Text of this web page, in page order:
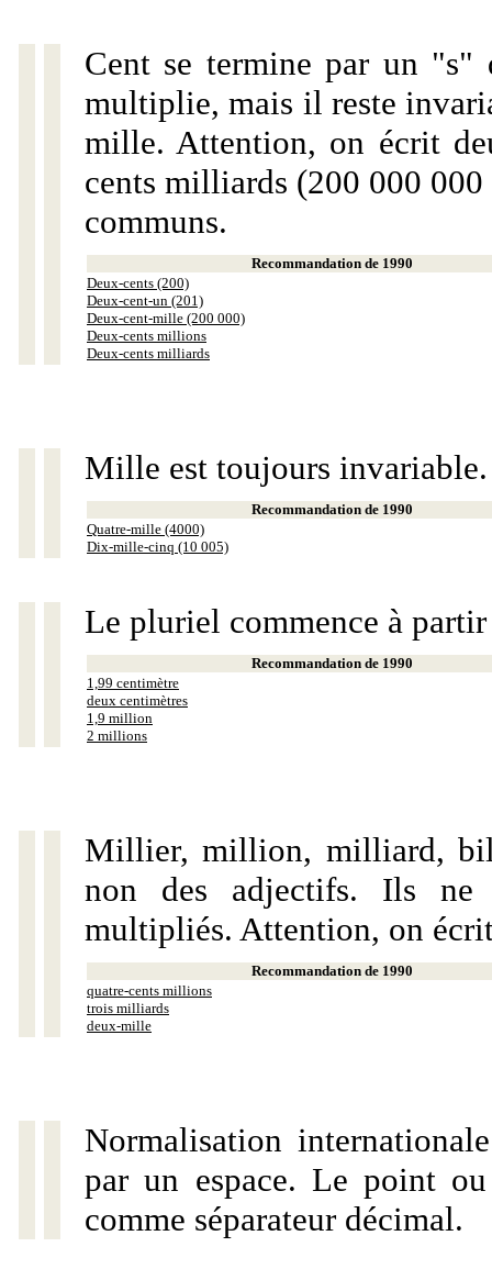
Cent se termine par un "s"
multiplie, mais il reste
mille. Attention, on écrit
cents milliards (200 000
communs.
Recommandation de 1990
Deux-cents (200)
Deux-cent-un (201)
Deux-cent-mille (200 000)
Deux-cents millions
Deux-cents milliards
Mille est toujours invariable.
Recommandation de 1990
Quatre-mille (4000)
Dix-mille-cinq (10 005)
Le pluriel commence à
Recommandation de 1990
1,99 centimètre
deux centimètres
1,9 million
2 millions
Millier, million, milliard,
non des adjectifs. Ils ne
multipliés. Attention, on
Recommandation de 1990
quatre-cents millions
trois milliards
deux-mille
Normalisation
par un espace. Le point
comme séparateur décimal.